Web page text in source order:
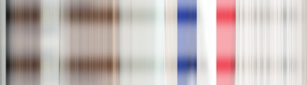
a sudden escape
s’échapper
to escape
la caisse en carton